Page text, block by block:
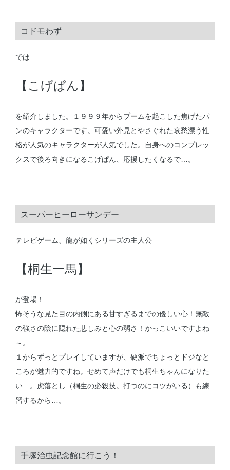
コドモわず
では
【こげぱん】
を紹介しました。１９９９年からブームを起こした焦げたパ
ンのキャラクターです。可愛い外見とやさぐれた哀愁漂う性
格が人気のキャラクターが人気でした。自身へのコンプレッ
クスで後ろ向きになるこげぱん、応援したくなるで…。
スーパーヒーローサンデー
テレビゲーム、龍が如くシリーズの主人公
【桐生一馬】
が登場！
怖そうな見た目の内側にある甘すぎるまでの優しい心！無敵
の強さの陰に隠れた悲しみと心の弱さ！かっこいいですよね
～。
１からずっとプレイしていますが、硬派でちょっとドジなと
ころが魅力的ですね。せめて声だけでも桐生ちゃんになりた
い…。虎落とし（桐生の必殺技。打つのにコツがいる）も練
習するから…。
手塚治虫記念館に行こう！